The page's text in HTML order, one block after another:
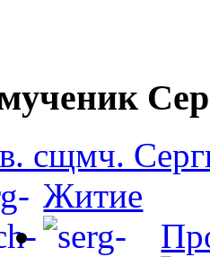
сщмч.
Житие